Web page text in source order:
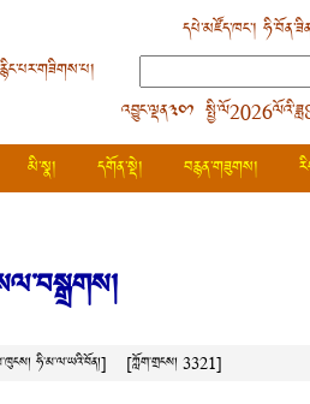
དཔེ་མཛོད་ཁང་།
འབྱུང་ལྡན༣༠༡
མི་སྣ། དགོན་སྡེ། བརྙན་གཟུགས།
ཧི་མ་ལ་ཡའི་བོན།] [ཀློག་གྲངས། 3321]